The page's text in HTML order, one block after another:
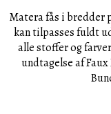
Matera fås i bredder
kan tilpasses fuldt
alle stoffer og
undtagelse af